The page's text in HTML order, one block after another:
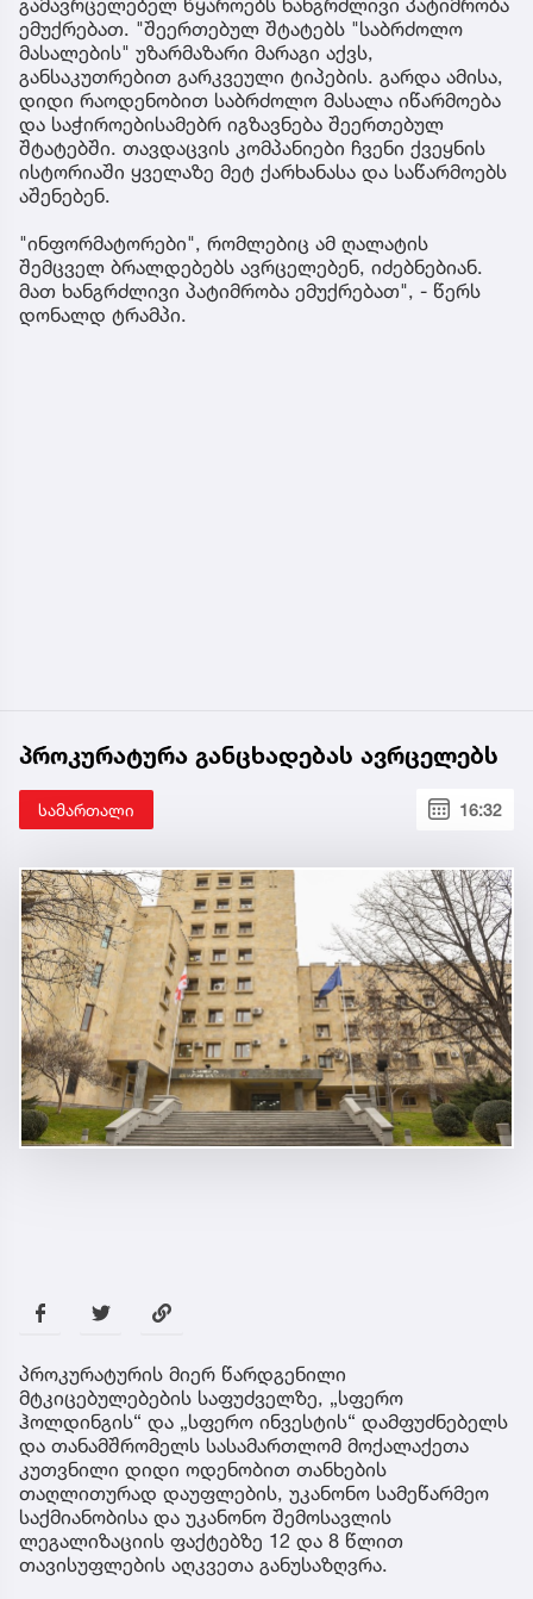
ემუქრებათ. "შეერთებულ შტატებს "საბრძოლო
მასალების" უზარმაზარი მარაგი აქვს,
განსაკუთრებით გარკვეული ტიპების. გარდა ამისა,
დიდი რაოდენობით საბრძოლო მასალა იწარმოება
და საჭიროებისამებრ იგზავნება შეერთებულ
შტატებში. თავდაცვის კომპანიები ჩვენი ქვეყნის
ისტორიაში ყველაზე მეტ ქარხანასა და საწარმოებს
აშენებენ.
"ინფორმატორები", რომლებიც ამ ღალატის
შემცველ ბრალდებებს ავრცელებენ, იძებნებიან.
მათ ხანგრძლივი პატიმრობა ემუქრებათ", - წერს
დონალდ ტრამპი.
პროკურატურა განცხადებას ავრცელებს
სამართალი 16:32
პროკურატურის მიერ წარდგენილი
მტკიცებულებების საფუძველზე, „სფერო
ჰოლდინგის“ და „სფერო ინვესტის“ დამფუძნებელს
და თანამშრომელს სასამართლომ მოქალაქეთა
კუთვნილი დიდი ოდენობით თანხების
თაღლითურად დაუფლების, უკანონო სამეწარმეო
საქმიანობისა და უკანონო შემოსავლის
ლეგალიზაციის ფაქტებზე 12 და 8 წლით
თავისუფლების აღკვეთა განუსაზღვრა.